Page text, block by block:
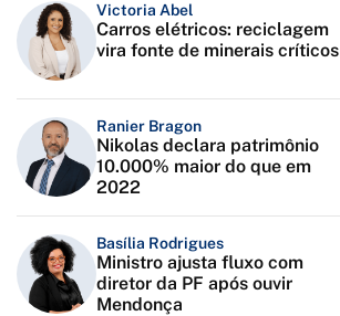
Victoria Abel
Carros elétricos: reciclagem
vira fonte de minerais críticos
Ranier Bragon
Nikolas declara patrimônio
10.000% maior do que em
2022
Basília Rodrigues
Ministro ajusta fluxo com
diretor da PF após ouvir
Mendonça